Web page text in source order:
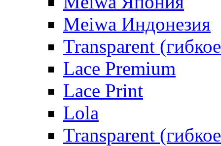
Meiwa Индонезия
Transparent
Lace Premium
Lace Print
Lola
Transparent